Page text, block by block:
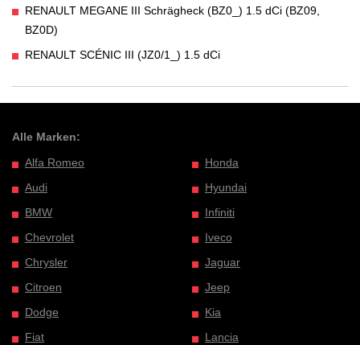
RENAULT MEGANE III Schrägheck (BZ0_) 1.5 dCi (BZ09,
BZ0D)
RENAULT SCÉNIC III (JZ0/1_) 1.5 dCi
Alle Marken:
Alfa Romeo
Audi
BMW
Chevrolet
Chrysler
Citroen
Dodge
Fiat
Honda
Hyundai
Infiniti
Iveco
Jaguar
Jeep
Kia
Lancia